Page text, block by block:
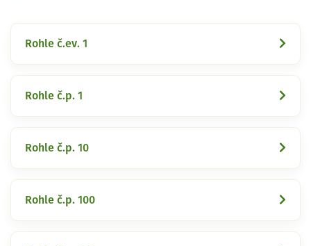
Rohle č.ev. 1
Rohle č.p. 1
Rohle č.p. 10
Rohle č.p. 100